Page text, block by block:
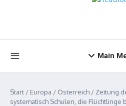
Main
Start / Europa / Österreich / Zeitung
systematisch Schulen, die Flüchtlinge